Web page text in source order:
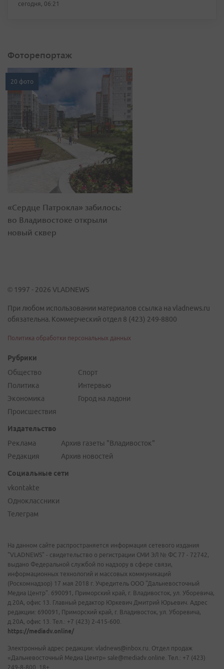
сегодня, 06:21
Фоторепортаж
20 фото
«Сердце Патрокла» забилось:
во Владивостоке открыли
новый сквер
© 1997 - 2026 VLADNEWS
При любом использовании материалов ссылка на vladnews.ru
обязательна. Коммерческий отдел 8 (423) 249-8800
Политика обработки персональных данных
Рубрики
Общество
Политика
Экономика
Происшествия
Спорт
Интервью
Город на ладони
Издательство
Реклама
Редакция
Архив газеты "Владивосток"
Архив новостей
Социальные сети
vkontakte
Одноклассники
Телеграм
На данном сайте распространяется информация сетевого издания
"VLADNEWS" - свидетельство о регистрации СМИ ЭЛ № ФС 77 - 72742,
выдано Федеральной службой по надзору в сфере связи,
информационных технологий и массовых коммуникаций
(Роскомнадзор) 17 мая 2018 г. Учредитель ООО "Дальневосточный
Медиа Центр". 690091, Приморский край, г. Владивосток, ул. Уборевича,
д.20А, офис 13. Главный редактор Юркевич Дмитрий Юрьевич. Адрес
редакции: 690091, Приморский край, г. Владивосток, ул. Уборевича,
д.20А, офис 13. Тел.: +7 (423) 2-415-600.
https://mediadv.online/
Электронный адрес редакции: vladnews@inbox.ru. Отдел продаж
«Дальневосточный Медиа Центр» sale@mediadv.online. Тел.: +7 (423)
249-8-800. 18+